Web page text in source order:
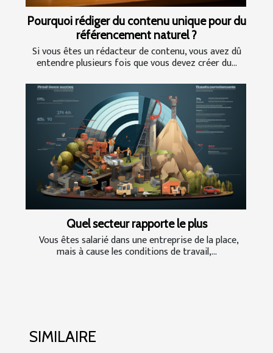
Pourquoi rédiger du contenu unique pour du
référencement naturel ?
Si vous êtes un rédacteur de contenu, vous avez dû
entendre plusieurs fois que vous devez créer du...
Quel secteur rapporte le plus
Vous êtes salarié dans une entreprise de la place,
mais à cause les conditions de travail,...
SIMILAIRE